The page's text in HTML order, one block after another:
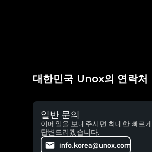
대한민국 Unox의 연락처
일반 문의
이메일을 보내주시면 최대한 빠르게
답변드리겠습니다.
info.korea@unox.com